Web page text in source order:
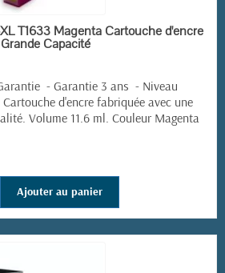
EN STOCK
T1633 Magenta Cartouche d'encre
Grande Capacité
- Garantie 3 ans - Niveau
d'encre fabriquée avec une
Volume 11.6 ml. Couleur Magenta
Ajouter au panier